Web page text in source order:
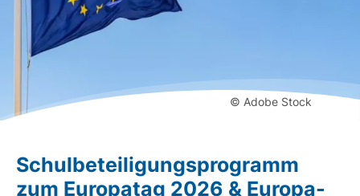
© Adobe Stock
Schulbeteiligungsprogramm
zum Europatag 2026 & Europa-